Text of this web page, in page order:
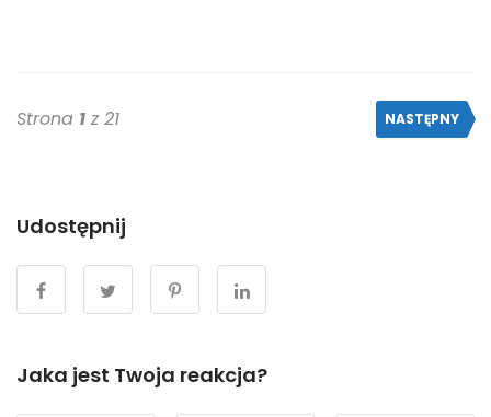
Strona 1 z 21 NASTĘPNY
Udostępnij
Jaka jest Twoja reakcja?